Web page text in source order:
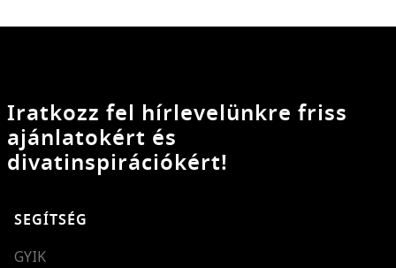
Iratkozz fel hírlevelünkre friss
ajánlatokért és
divatinspirációkért!
SEGÍTSÉG
GYIK